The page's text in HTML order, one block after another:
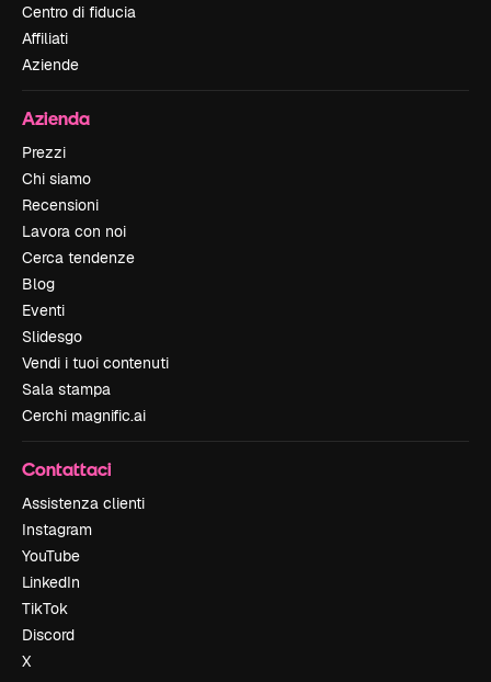
Centro di fiducia
Affiliati
Aziende
Azienda
Prezzi
Chi siamo
Recensioni
Lavora con noi
Cerca tendenze
Blog
Eventi
Slidesgo
Vendi i tuoi contenuti
Sala stampa
Cerchi magnific.ai
Contattaci
Assistenza clienti
Instagram
YouTube
LinkedIn
TikTok
Discord
X